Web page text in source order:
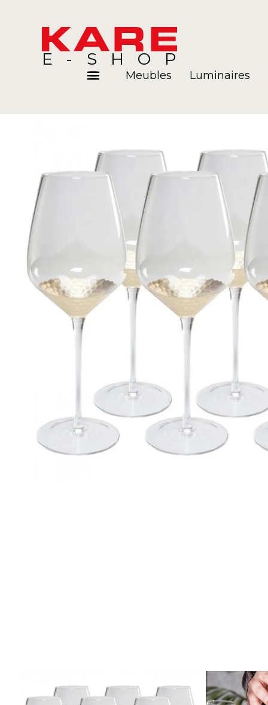
E-SHOP
Meubles Luminaires